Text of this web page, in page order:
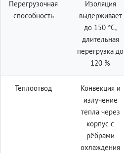
Перегрузочная
способность
Изоляция
выдерживает
до 150 °C,
длительная
перегрузка до
120 %
Теплоотвод
Конвекция и
излучение
тепла через
корпус с
рёбрами
охлаждения